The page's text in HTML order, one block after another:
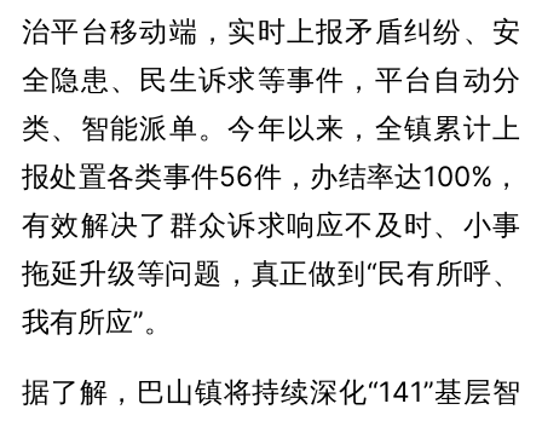
治平台移动端，实时上报矛盾纠纷、安
全隐患、民生诉求等事件，平台自动分
类、智能派单。今年以来，全镇累计上
报处置各类事件56件，办结率达100%，
有效解决了群众诉求响应不及时、小事
拖延升级等问题，真正做到“民有所呼、
我有所应”。
据了解，巴山镇将持续深化“141”基层智